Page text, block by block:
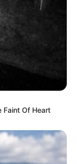
do IR paga R$
de
e ACE: veja o
o benefício.
texto.
Faint Of Heart